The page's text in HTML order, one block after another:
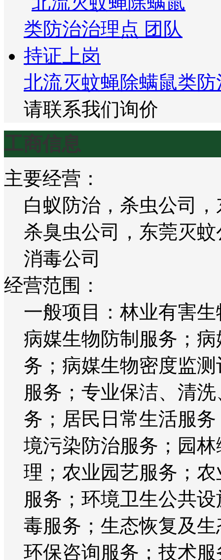
北流灭蚊蝇除螨鼠类
请联系我们询价
工商信息
主要经营：
白蚁防治，杀虫公司
杀臭虫公司，东莞灭
消毒公司
经营范围：
一般项目：林业有害
病媒生物防制服务；
务；病媒生物密度监
服务；专业保洁、清
务；居民日常生活服
境污染防治服务；园
理；农业园艺服务；
服务；环境卫生公共
毒服务；生态恢复及
环保咨询服务；技术